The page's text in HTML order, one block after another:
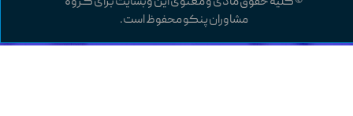
مشاوران پنکو محفوظ است.